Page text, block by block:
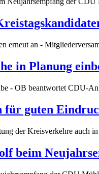
erneut an -
in Planung
- OB beantwortet CDU-
guten
der Kreisverkehre auch
beim